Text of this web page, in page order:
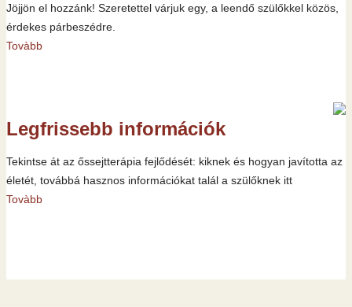
Jöjjön el hozzánk! Szeretettel várjuk egy, a leendő szülőkkel közös,
érdekes párbeszédre.
Tovàbb
Legfrissebb információk
Tekintse át az őssejtterápia fejlődését: kiknek és hogyan javította az
életét, továbbá hasznos információkat talál a szülőknek itt
Tovàbb